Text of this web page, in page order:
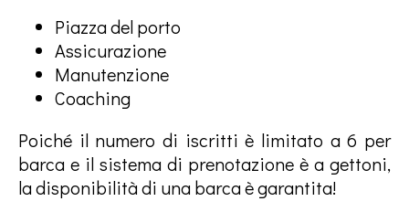
Piazza del porto
Assicurazione
Manutenzione
Coaching
Poiché il numero di iscritti è limitato a 6 per
barca e il sistema di prenotazione è a gettoni,
la disponibilità di una barca è garantita!